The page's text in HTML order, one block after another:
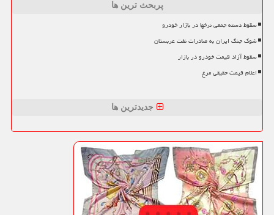
پربحث ترین ها
سقوط دسته جمعی نرخها در بازار خودرو
شوک جنگ ایران به صادرات نفت عربستان
سقوط آزاد قیمت خودرو در بازار
اعلام قیمت حقیقی مرغ
جدیدترین ها